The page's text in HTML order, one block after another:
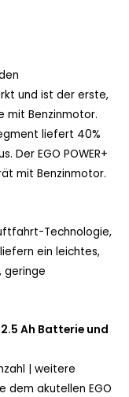
und ist der erste,
mit Benzinmotor.
liefert 40%
Der EGO POWER+
mit Benzinmotor.
Technologie,
ein leichtes,
geringe
Ah Batterie und
| weitere
dem akutellen EGO